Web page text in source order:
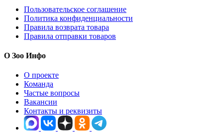
Пользовательское соглашение
Политика конфиденциальности
Правила возврата товара
Правила отправки товаров
О Зоо Инфо
О проекте
Команда
Частые вопросы
Вакансии
Контакты и реквизиты